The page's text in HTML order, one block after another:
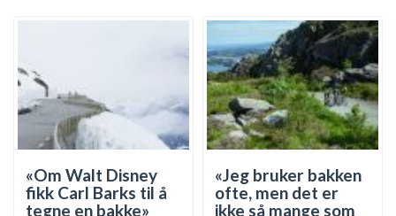
«Om Walt Disney
fikk Carl Barks til å
tegne en bakke»
«Jeg bruker bakken
ofte, men det er
ikke så mange som